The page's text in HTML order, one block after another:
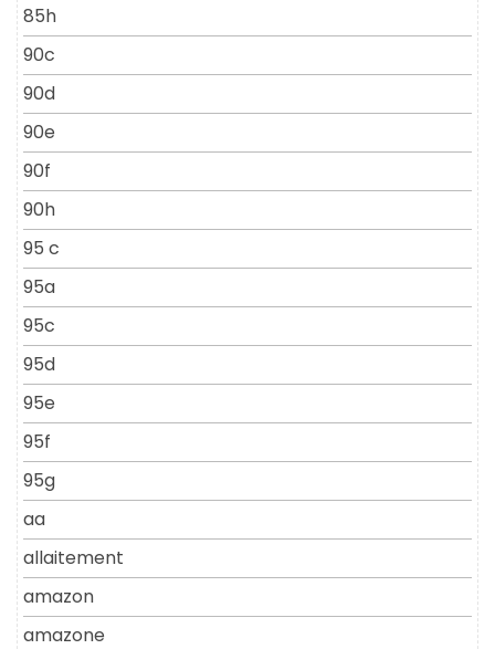
85h
90c
90d
90e
90f
90h
95 c
95a
95c
95d
95e
95f
95g
aa
allaitement
amazon
amazone